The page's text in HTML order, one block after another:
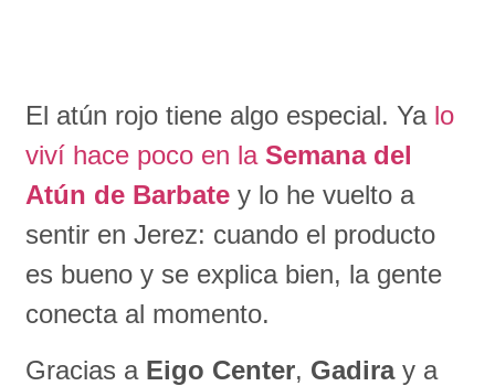
El atún rojo tiene algo especial. Ya lo
viví hace poco en laSemana del
Atún de Barbate y lo he vuelto a
sentir en Jerez: cuando el producto
es bueno y se explica bien, la gente
conecta al momento.
Gracias a Eigo Center, Gadiray a